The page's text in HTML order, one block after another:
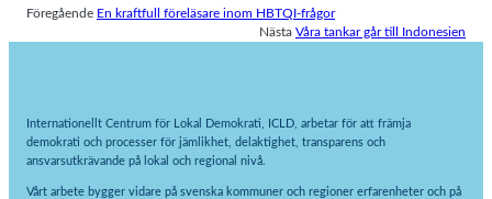
Föregående En kraftfull föreläsare inom HBTQI-frågor
Nästa Våra tankar går till Indonesien
Internationellt Centrum för Lokal Demokrati, ICLD, arbetar för att främja
demokrati och processer för jämlikhet, delaktighet, transparens och
ansvarsutkrävande på lokal och regional nivå.
Vårt arbete bygger vidare på svenska kommuner och regioner erfarenheter och på